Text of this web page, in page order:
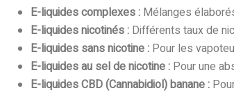
E-liquides complexes : Mélanges
E-liquides nicotinés : Différents taux de
E-liquides sans nicotine : Pour les
E-liquides au sel de nicotine : Pour une
E-liquides CBD (Cannabidiol) banane :